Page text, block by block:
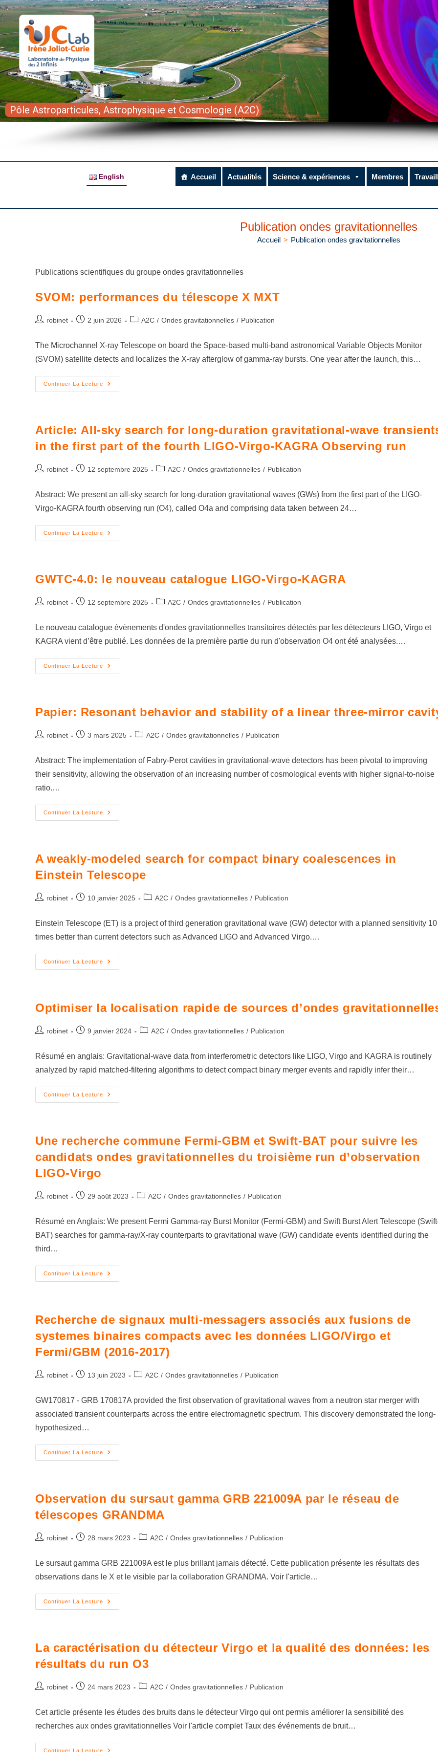
Pôle Astroparticules, Astrophysique et Cosmologie (A2C)
English Accueil Actualités Science & expériences Membres
Publication ondes gravitationnelles
Accueil > Publication ondes gravitationnelles
Publications scientifiques du groupe ondes gravitationnelles
SVOM: performances du télescope X MXT
robinet 2 juin 2026 A2C / Ondes gravitationnelles / Publication
The Microchannel X-ray Telescope on board the Space-based multi-band astronomical Variable Objects Monitor
(SVOM) satellite detects and localizes the X-ray afterglow of gamma-ray bursts. One year after the launch, this…
Continuer La Lecture
Article: All-sky search for long-duration gravitational-wave
in the first part of the fourth LIGO-Virgo-KAGRA Observing run
robinet 12 septembre 2025 A2C / Ondes gravitationnelles / Publication
Abstract: We present an all-sky search for long-duration gravitational waves (GWs) from the first part of the LIGO-
Virgo-KAGRA fourth observing run (O4), called O4a and comprising data taken between 24…
Continuer La Lecture
GWTC-4.0: le nouveau catalogue LIGO-Virgo-KAGRA
robinet 12 septembre 2025 A2C / Ondes gravitationnelles / Publication
Le nouveau catalogue évènements d'ondes gravitationnelles transitoires détectés par les détecteurs LIGO, Virgo et
KAGRA vient d’être publié. Les données de la première partie du run d'observation O4 ont été analysées.…
Continuer La Lecture
Papier: Resonant behavior and stability of a linear three-mirror
robinet 3 mars 2025 A2C / Ondes gravitationnelles / Publication
Abstract: The implementation of Fabry-Perot cavities in gravitational-wave detectors has been pivotal to improving
their sensitivity, allowing the observation of an increasing number of cosmological events with higher signal-to-noise
ratio.…
Continuer La Lecture
A weakly-modeled search for compact binary coalescences in
Einstein Telescope
robinet 10 janvier 2025 A2C / Ondes gravitationnelles / Publication
Einstein Telescope (ET) is a project of third generation gravitational wave (GW) detector with a planned sensitivity 10
times better than current detectors such as Advanced LIGO and Advanced Virgo.…
Continuer La Lecture
Optimiser la localisation rapide de sources d’ondes
robinet 9 janvier 2024 A2C / Ondes gravitationnelles / Publication
Résumé en anglais: Gravitational-wave data from interferometric detectors like LIGO, Virgo and KAGRA is routinely
analyzed by rapid matched-filtering algorithms to detect compact binary merger events and rapidly infer their…
Continuer La Lecture
Une recherche commune Fermi-GBM et Swift-BAT pour suivre les
candidats ondes gravitationnelles du troisième run d’observation
LIGO-Virgo
robinet 29 août 2023 A2C / Ondes gravitationnelles / Publication
Résumé en Anglais: We present Fermi Gamma-ray Burst Monitor (Fermi-GBM) and Swift Burst Alert Telescope
BAT) searches for gamma-ray/X-ray counterparts to gravitational wave (GW) candidate events identified during the
third…
Continuer La Lecture
Recherche de signaux multi-messagers associés aux fusions de
systemes binaires compacts avec les données LIGO/Virgo et
Fermi/GBM (2016-2017)
robinet 13 juin 2023 A2C / Ondes gravitationnelles / Publication
GW170817 - GRB 170817A provided the first observation of gravitational waves from a neutron star merger with
associated transient counterparts across the entire electromagnetic spectrum. This discovery demonstrated the long-
hypothesized…
Continuer La Lecture
Observation du sursaut gamma GRB 221009A par le réseau de
télescopes GRANDMA
robinet 28 mars 2023 A2C / Ondes gravitationnelles / Publication
Le sursaut gamma GRB 221009A est le plus brillant jamais détecté. Cette publication présente les résultats des
observations dans le X et le visible par la collaboration GRANDMA. Voir l'article…
Continuer La Lecture
La caractérisation du détecteur Virgo et la qualité des données: les
résultats du run O3
robinet 24 mars 2023 A2C / Ondes gravitationnelles / Publication
Cet article présente les études des bruits dans le détecteur Virgo qui ont permis améliorer la sensibilité des
recherches aux ondes gravitationnelles Voir l'article complet Taux des événements de bruit…
Continuer La Lecture